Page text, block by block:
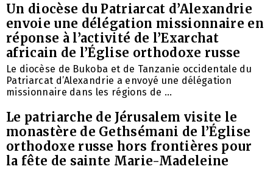
Un diocèse du Patriarcat d’Alexandrie
envoie une délégation missionnaire en
réponse à l’activité de l’Exarchat
africain de l’Église orthodoxe russe
Le diocèse de Bukoba et de Tanzanie occidentale du
Patriarcat d’Alexandrie a envoyé une délégation
missionnaire dans les régions de ...
Le patriarche de Jérusalem visite le
monastère de Gethsémani de l’Église
orthodoxe russe hors frontières pour
la fête de sainte Marie-Madeleine